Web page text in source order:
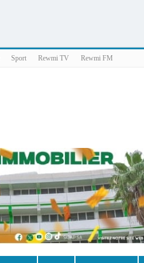
Sport Rewmi TV Rewmi FM